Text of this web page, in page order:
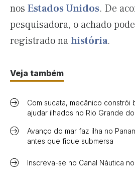
nos Estados Unidos. De
pesquisadora, o achado
registrado nahistória.
Veja também
Com sucata, mecânico constrói
ajudar ilhados no Rio Grande do
Avanço do mar faz ilha no
antes que fique submersa
Inscreva-se no Canal Náutica